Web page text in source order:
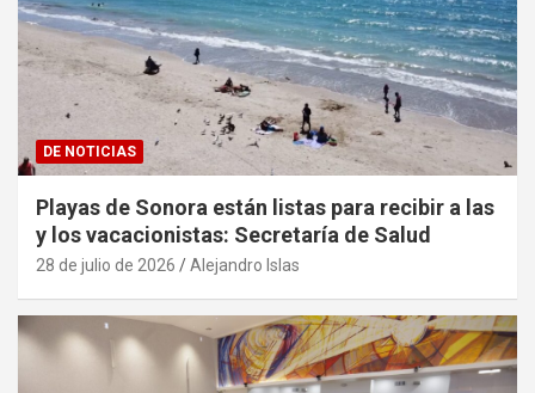
DE NOTICIAS
Playas de Sonora están listas para recibir a las
y los vacacionistas: Secretaría de Salud
28 de julio de 2026 Alejandro Islas